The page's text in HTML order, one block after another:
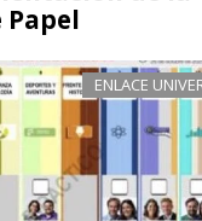
Papel
ENLACE